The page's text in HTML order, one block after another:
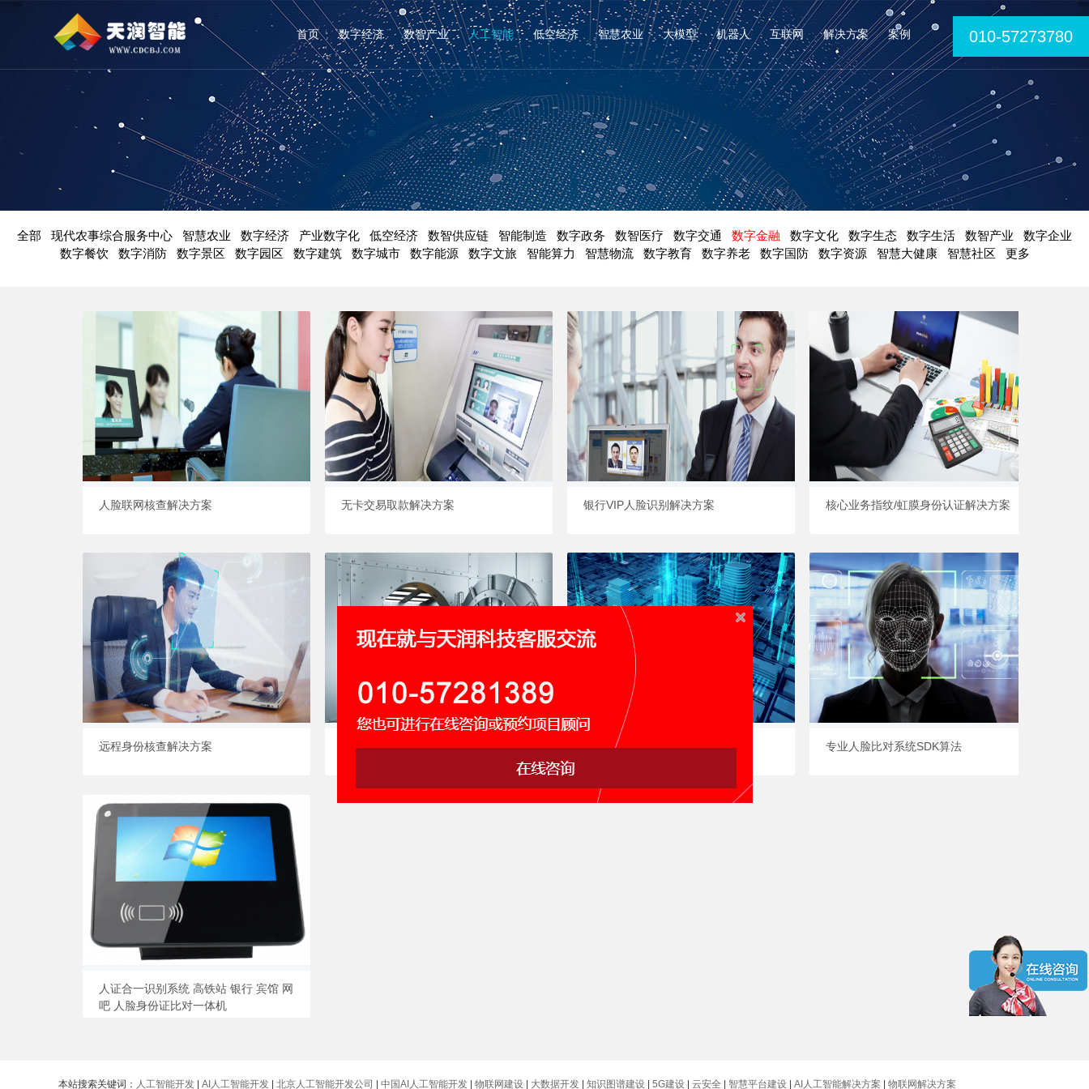
首页 数字经济 数智产业 人工智能 低空经济 智慧农业 大模型 机器人 互联网 解决方案 案例 010-57273780
全部 现代农事综合服务中心 智慧农业 数字经济 产业数字化 低空经济 数智供应链 智能制造 数字政务 数智医疗 数字交通 数字金融 数字文化 数字生态 数字生活 数智产业
数字企业
数字餐饮
数字消防 数字景区 数字园区 数字建筑 数字城市 数字能源 数字文旅 智能算力 智慧物流 数字教育 数字养老 数字国防 数字资源 智慧大健康 智慧社区 更多
人脸联网核查解决方案 无卡交易取款解决方案 银行VIP人脸识别解决方案 核心业务指纹/虹膜身份认证解决方案
远程身份核查解决方案 虹膜金库管理解决方案 园区智慧化建设解决方案 专业人脸比对系统SDK算法
人证合一识别系统 高铁站 银行 宾馆 网
吧 人脸身份证比对一体机
本站搜索关键词： 人工智能开发 | AI人工智能开发 | 北京人工智能开发公司 | 中国AI人工智能开发 | 物联网建设 | 大数据开发 | 知识图谱建设 | 5G建设 | 云安全 | 智慧平台建设 | AI人工智能解决方案 | 物联网解决方案